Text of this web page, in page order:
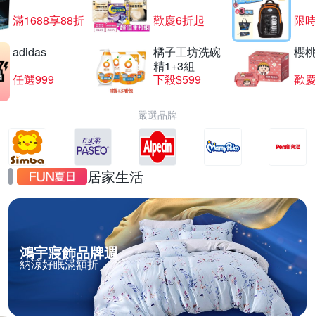
滿1688享88折
歡慶6折起
限
adidas
任選999
橘子工坊洗碗
精1+3組
下殺$599
櫻
歡
嚴選品牌
居家生活
鴻宇寢飾品牌週
納涼好眠滿額折